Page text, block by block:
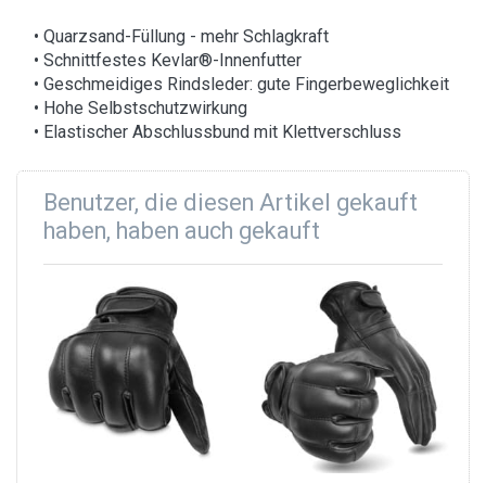
• Quarzsand-Füllung - mehr Schlagkraft
• Schnittfestes Kevlar®-Innenfutter
• Geschmeidiges Rindsleder: gute Fingerbeweglichkeit
• Hohe Selbstschutzwirkung
• Elastischer Abschlussbund mit Klettverschluss
Benutzer, die diesen Artikel gekauft
haben, haben auch gekauft